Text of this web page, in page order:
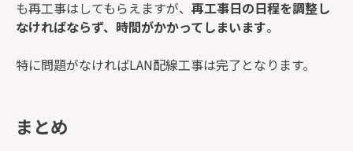
も再工事はしてもらえますが、 再工事日の日程を調整し
なければならず、時間がかかってしまいます。
特に問題がなければLAN配線工事は完了となります。
まとめ